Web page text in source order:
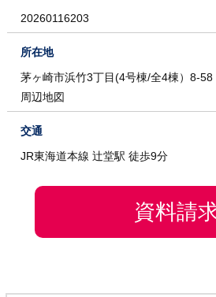
20260116203
所在地
茅ヶ崎市浜竹3丁目(4号棟/全4棟）8-58
周辺地図
交通
JR東海道本線 辻堂駅 徒歩9分
資料請